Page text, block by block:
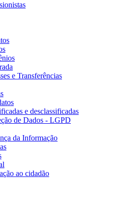
e Transferências
e desclassificadas
de Dados - LGPD
da Informação
ao cidadão